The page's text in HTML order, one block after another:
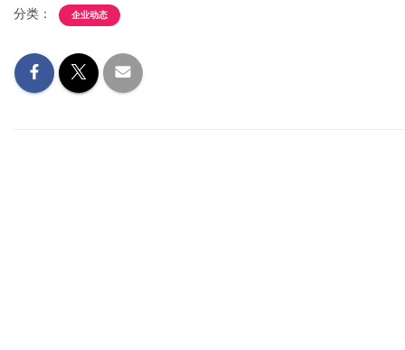
分类： 企业动态